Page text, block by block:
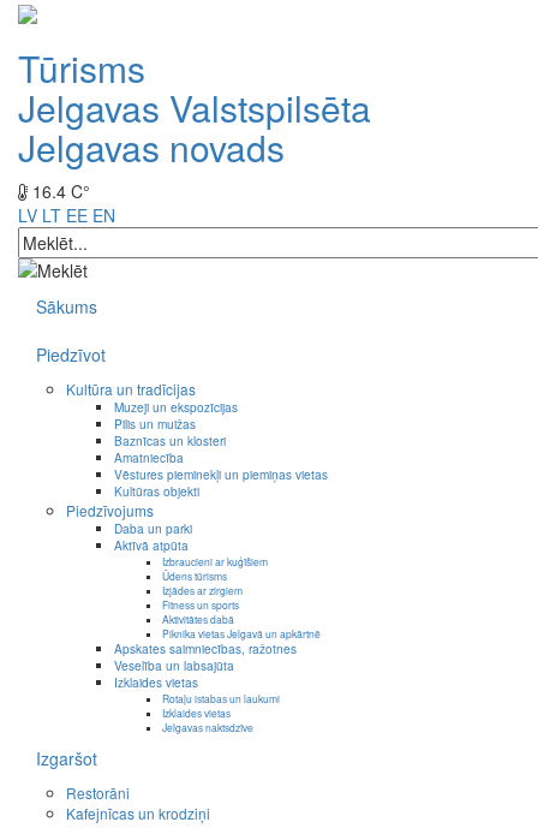
Tūrisms
Jelgavas Valstspilsēta
Jelgavas novads
16.4 C°
LV LT EE EN
Sākums
Piedzīvot
Kultūra un tradīcijas
Muzeji un ekspozīcijas
Pilis un muižas
Baznīcas un klosteri
Amatniecība
Vēstures pieminekļi un piemiņas vietas
Kultūras objekti
Piedzīvojums
Daba un parki
Aktīvā atpūta
Izbraucieni ar kuģīšiem
Ūdens tūrisms
Izjādes ar zirgiem
Fitness un sports
Aktivitātes dabā
Piknika vietas Jelgavā un apkārtnē
Apskates saimniecības, ražotnes
Veselība un labsajūta
Izklaides vietas
Rotaļu istabas un laukumi
Izklaides vietas
Jelgavas naktsdzīve
Izgaršot
Restorāni
Kafejnīcas un krodziņi